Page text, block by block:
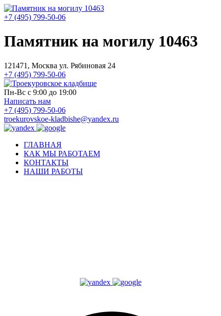
+7 (495) 799-50-06
Памятник на могилу 10463
121471, Москва ул. Рябиновая 24
+7 (495) 799-50-06
Пн-Вс с 9:00 до 19:00
Написать нам
+7 (495) 799-50-06
troekurovskoe-kladbishe@yandex.ru
ГЛАВНАЯ
КАК МЫ РАБОТАЕМ
КОНТАКТЫ
НАШИ РАБОТЫ